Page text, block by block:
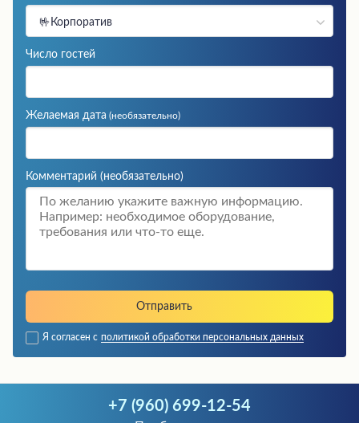
🤟Корпоратив
Число гостей
Желаемая дата (необязательно)
Комментарий (необязательно)
Я согласен с политикой обработки персональных данных
+7 (960) 699-12-54